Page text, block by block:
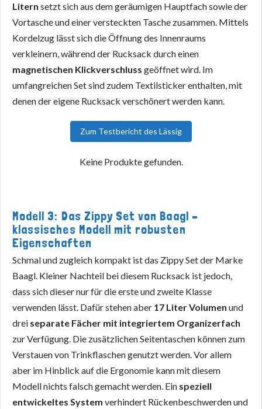
Litern setzt sich aus dem geräumigen Hauptfach sowie der
Vortasche und einer versteckten Tasche zusammen. Mittels
Kordelzug lässt sich die Öffnung des Innenraums
verkleinern, während der Rucksack durch einen
magnetischen Klickverschluss geöffnet wird. Im
umfangreichen Set sind zudem Textilsticker enthalten, mit
denen der eigene Rucksack verschönert werden kann.
Zum Testbericht des Lässig
Keine Produkte gefunden.
Modell 3: Das Zippy Set von Baagl –
klassisches Modell mit robusten
Eigenschaften
Schmal und zugleich kompakt ist das Zippy Set der Marke
Baagl. Kleiner Nachteil bei diesem Rucksack ist jedoch,
dass sich dieser nur für die erste und zweite Klasse
verwenden lässt. Dafür stehen aber 17 Liter Volumen und
drei separate Fächer mit integriertem Organizerfach
zur Verfügung. Die zusätzlichen Seitentaschen können zum
Verstauen von Trinkflaschen genutzt werden. Vor allem
aber im Hinblick auf die Ergonomie kann mit diesem
Modell nichts falsch gemacht werden. Ein speziell
entwickeltes System verhindert Rückenbeschwerden und